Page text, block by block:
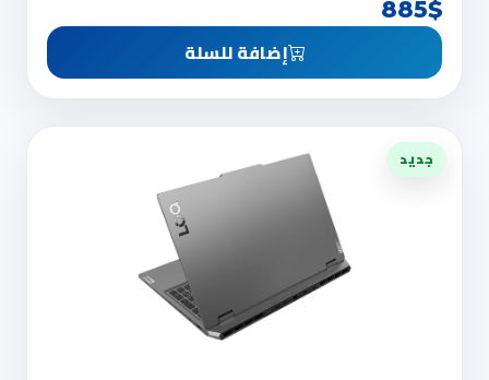
885$
إضافة للسلة
جديد